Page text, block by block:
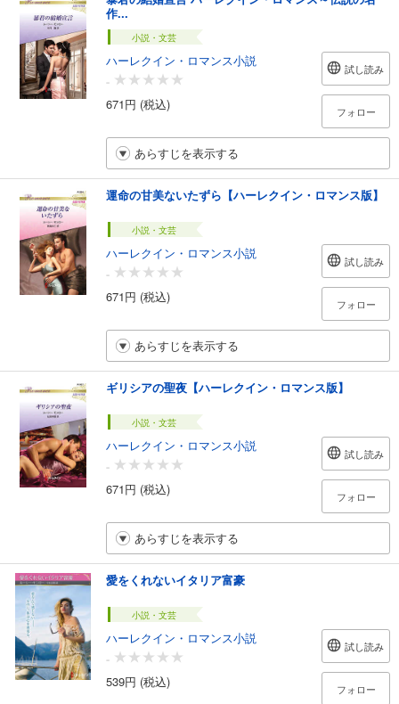
作...
小説・文芸
ハーレクイン・ロマンス小説
-
671円 (税込)
試し読み
フォロー
あらすじを表示する
運命の甘美ないたずら【ハーレクイン・ロマンス版】
小説・文芸
ハーレクイン・ロマンス小説
-
671円 (税込)
試し読み
フォロー
あらすじを表示する
ギリシアの聖夜【ハーレクイン・ロマンス版】
小説・文芸
ハーレクイン・ロマンス小説
-
671円 (税込)
試し読み
フォロー
あらすじを表示する
愛をくれないイタリア富豪
小説・文芸
ハーレクイン・ロマンス小説
-
539円 (税込)
試し読み
フォロー